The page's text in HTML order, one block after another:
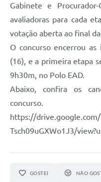
Gabinete e
avaliadoras para cada
votação aberta ao final
O concurso encerrou
(16), e a primeira etapa
9h30m, no Polo EAD.
Abaixo, confira os
concurso.
https://
Tsch09uGXWo1J3/
GOSTEI NÃO